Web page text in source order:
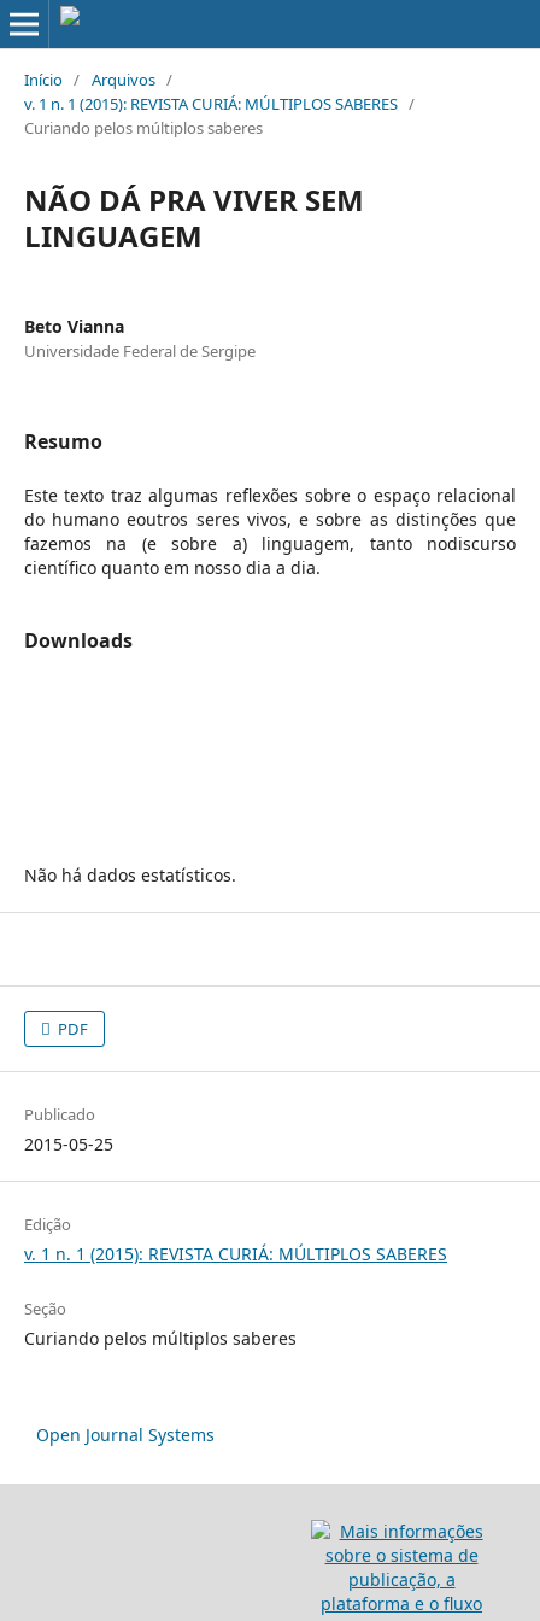
Início / Arquivos /
v. 1 n. 1 (2015): REVISTA CURIÁ: MÚLTIPLOS SABERES /
Curiando pelos múltiplos saberes
NÃO DÁ PRA VIVER SEM
LINGUAGEM
Beto Vianna
Universidade Federal de Sergipe
Resumo
Este texto traz algumas reflexões sobre o espaço relacional
do humano eoutros seres vivos, e sobre as distinções que
fazemos na (e sobre a) linguagem, tanto nodiscurso
científico quanto em nosso dia a dia.
Downloads
Não há dados estatísticos.
PDF
Publicado
2015-05-25
Edição
v. 1 n. 1 (2015): REVISTA CURIÁ: MÚLTIPLOS SABERES
Seção
Curiando pelos múltiplos saberes
Open Journal Systems